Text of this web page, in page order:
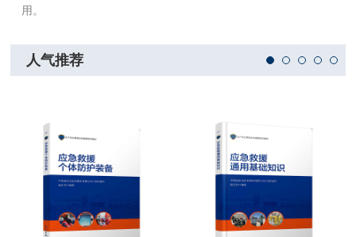
用。
人气推荐